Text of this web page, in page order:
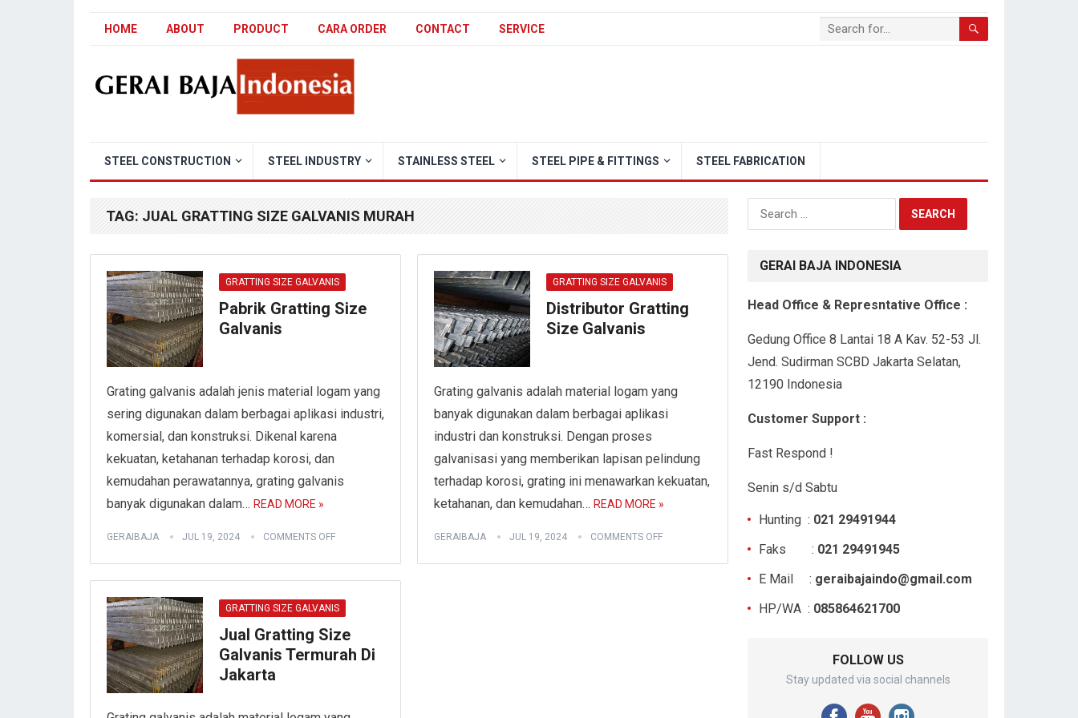
HOME ABOUT PRODUCT CARA ORDER CONTACT SERVICE
STEEL CONSTRUCTION STEEL INDUSTRY STAINLESS STEEL STEEL PIPE & FITTINGS STEEL FABRICATION
TAG: JUAL GRATTING SIZE GALVANIS MURAH
GRATTING SIZE GALVANIS
Pabrik Gratting Size
Galvanis
Grating galvanis adalah jenis material logam yang
sering digunakan dalam berbagai aplikasi industri,
komersial, dan konstruksi. Dikenal karena
kekuatan, ketahanan terhadap korosi, dan
kemudahan perawatannya, grating galvanis
banyak digunakan dalam… READ MORE »
GERAIBAJA JUL 19, 2024 COMMENTS OFF
GRATTING SIZE GALVANIS
Distributor Gratting
Size Galvanis
Grating galvanis adalah material logam yang
banyak digunakan dalam berbagai aplikasi
industri dan konstruksi. Dengan proses
galvanisasi yang memberikan lapisan pelindung
terhadap korosi, grating ini menawarkan kekuatan,
ketahanan, dan kemudahan… READ MORE »
GERAIBAJA JUL 19, 2024 COMMENTS OFF
GRATTING SIZE GALVANIS
Jual Gratting Size
Galvanis Termurah Di
Jakarta
Search
for:
GERAI BAJA INDONESIA
Head Office & Represntative Office :
Gedung Office 8 Lantai 18 A Kav. 52-53 Jl.
Jend. Sudirman SCBD Jakarta Selatan,
12190 Indonesia
Customer Support :
Fast Respond !
Senin s/d Sabtu
Hunting : 021 29491944
Faks : 021 29491945
E Mail : geraibajaindo@gmail.com
HP/WA : 085864621700
FOLLOW US
Stay updated via social channels